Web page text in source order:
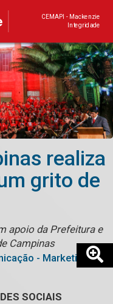
CEMAPI - Mackenzie
Integridade
realiza
grito de
apoio da Prefeitura e
Campinas
- Marketing
SOCIAIS